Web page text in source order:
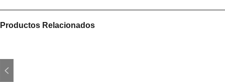
Productos Relacionados